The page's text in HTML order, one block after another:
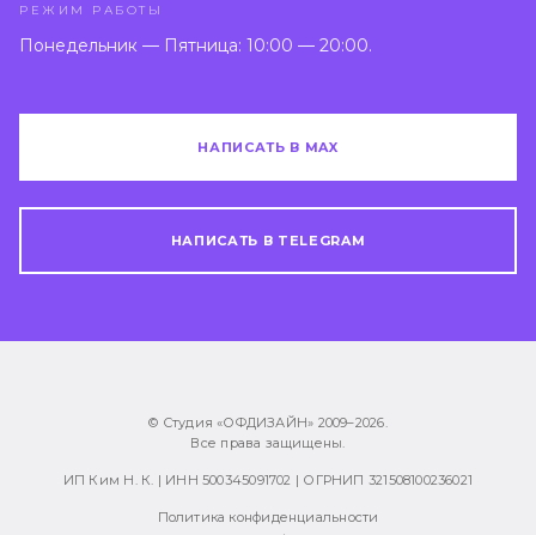
РЕЖИМ РАБОТЫ
Понедельник — Пятница: 10:00 — 20:00.
НАПИСАТЬ В MAX
НАПИСАТЬ В TELEGRAM
© Студия «ОФДИЗАЙН» 2009–2026
Все права защищены.
ИП Ким Н. К. | ИНН 500345091702 | ОГРНИП 321508100236021
Политика конфиденциальности